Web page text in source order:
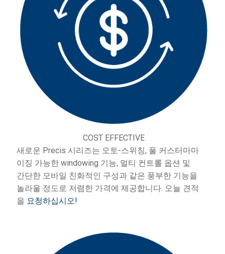
COST EFFECTIVE
새로운 Precis 시리즈는 오토-스위칭, 풀 커스터마마
이징 가능한 windowing 기능, 멀티 컨트롤 옵션 및
간단한 모바일 친화적인 구성과 같은 풍부한 기능을
놀라울 정도로 저렴한 가격에 제공합니다. 오늘 견적
을 요청하십시오!